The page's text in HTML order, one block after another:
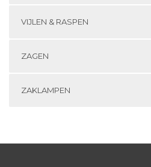
VIJLEN & RASPEN
ZAGEN
ZAKLAMPEN